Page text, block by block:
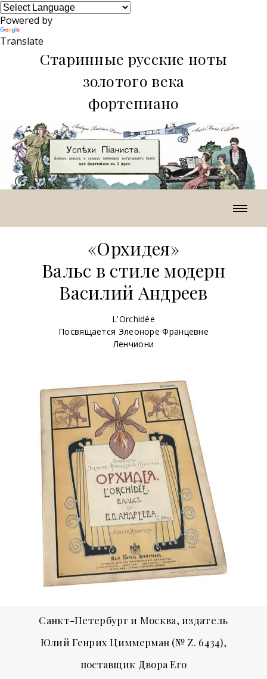
Powered by
Translate
Старинные русские ноты
золотого века
фортепиано
«Орхидея»
Вальс в стиле модерн
Василий Андреев
L'Orchidée
Посвящается Элеоноре Францевне
Ленчиони
Санкт-Петербург и Москва, издатель
Юлий Генрих Циммерман (№ Z. 6434),
поставщик Двора Его